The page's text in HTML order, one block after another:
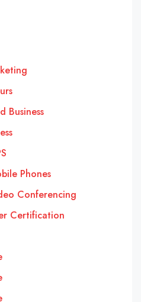
Business
Phones
Conferencing
Certification